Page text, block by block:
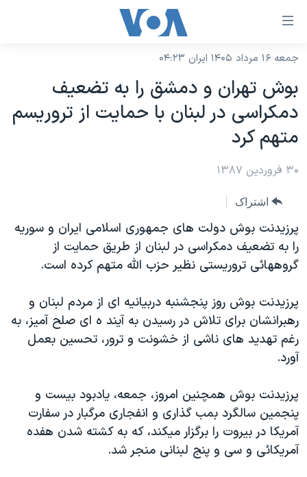
لینکهای
دسترسی
جهش
محتوای
اصلی
به
صفحه
جهش
به
جستجو
نسخه سبک وب‌سایت
موضوع ها
ایران
آمریکا
جهان
گزیده‌ها
ویژه برنامه‌ها
فرهنگ و زندگی
حقوق شهروندی
علم و فناوری
اسرائیل در جنگ
گالری عکس
برنامه های تلویزیونی
جدول برنامه ها
صفحه‌های ویژه
جام جهانی ۲۰۲۶
عملیات خشم حماسی
۲۵۰سالگی آمریکا
بایگانی برنامه‌های تلویزیونی
مستندها
انتخابات ریاست جمهوری آمریکا ۲۰۲۴
رمز مهسا
ورزش زنان در ایران
اعتراضات زن، زندگی، آزادی
فرکانس‌های صدای آمریکا
پخش رادیویی
دنبال کنید
زبانهای مختلف
جمعه ۱۶ مرداد ۱۴۰۵ ایران ۰۴:۲۳
بوش تهران و دمشق را به تضعيف
دمکراسی در لبنان با حمايت از تروريسم
متهم کرد
۳۰ فروردین ۱۳۸۷
اشتراک
پرزيدنت بوش دولت های جمهوری اسلامی ايران و سوريه
را به تضعيف دمکراسی در لبنان از طريق حمايت از
گروههائی تروريستی نظير حزب الله متهم کرده است.
پرزيدنت بوش روز پنجشنبه دربيانيه ای از مردم لبنان و
رهبرانشان برای تلاش در رسيدن به آيند ه ای صلح آميز، به
رغم تهديد های ناشی از خشونت و ترور، تحسين بعمل
آورد.
پرزيدنت بوش همچنين امروز، جمعه، يادبود بيست و
پنجمين سالگرد بمب گذاری و انفجاری مرگبار در سفارت
آمريکا در بيروت را برگزار ميکند، که به کشته شدن هفده
آمريکائی و سی و پنج لبنانی منجر شد.